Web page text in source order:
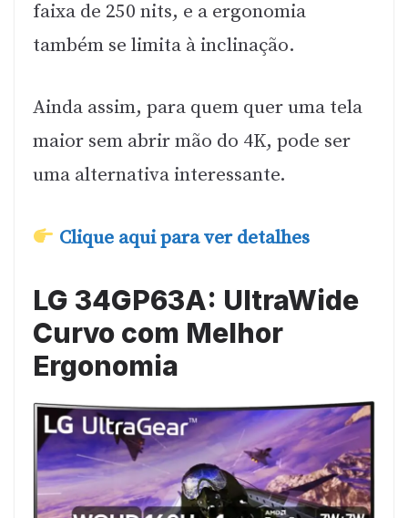
faixa de 250 nits, e a ergonomia
também se limita à inclinação.
Ainda assim, para quem quer uma tela
maior sem abrir mão do 4K, pode ser
uma alternativa interessante.
Clique aqui para ver detalhes
LG 34GP63A: UltraWide
Curvo com Melhor
Ergonomia